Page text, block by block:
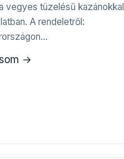
vegyes tüzelésű kazánokkal
A rendeletről:
→